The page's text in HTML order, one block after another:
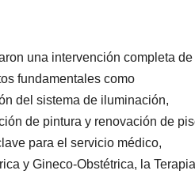
una intervención completa
fundamentales como
del sistema de iluminación,
de pintura y renovación de
para el servicio médico,
y Gineco-Obstétrica, la Terapia